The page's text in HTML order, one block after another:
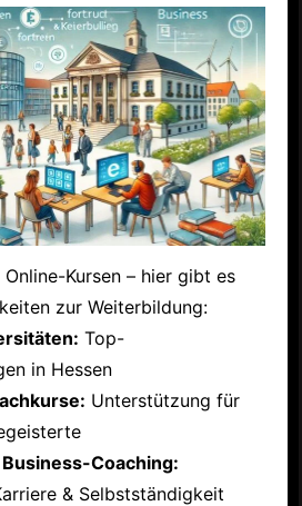
Kursen – hier gibt es
zur Weiterbildung:
Top-
in Hessen
Unterstützung für
Coaching:
& Selbstständigkeit